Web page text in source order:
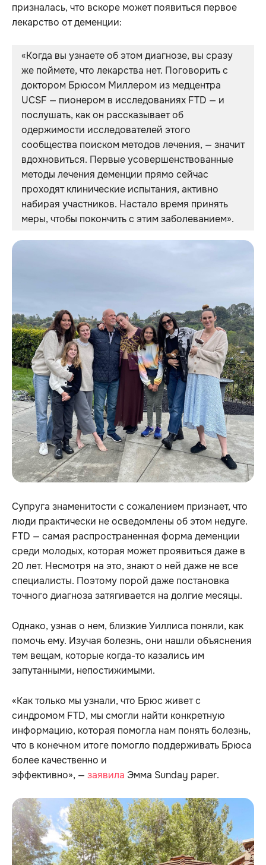
призналась, что вскоре может появиться первое
лекарство от деменции:
«Когда вы узнаете об этом диагнозе, вы сразу
же поймете, что лекарства нет. Поговорить с
доктором Брюсом Миллером из медцентра
UCSF — пионером в исследованиях FTD — и
послушать, как он рассказывает об
одержимости исследователей этого
сообщества поиском методов лечения, — значит
вдохновиться. Первые усовершенствованные
методы лечения деменции прямо сейчас
проходят клинические испытания, активно
набирая участников. Настало время принять
меры, чтобы покончить с этим заболеванием».
Супруга знаменитости с сожалением признает, что
люди практически не осведомлены об этом недуге.
FTD — самая распространенная форма деменции
среди молодых, которая может проявиться даже в
20 лет. Несмотря на это, знают о ней даже не все
специалисты. Поэтому порой даже постановка
точного диагноза затягивается на долгие месяцы.
Однако, узнав о нем, близкие Уиллиса поняли, как
помочь ему. Изучая болезнь, они нашли объяснения
тем вещам, которые когда-то казались им
запутанными, непостижимыми.
«Как только мы узнали, что Брюс живет с
синдромом FTD, мы смогли найти конкретную
информацию, которая помогла нам понять болезнь,
что в конечном итоге помогло поддерживать Брюса
более качественно и
эффективно», — заявила Эмма Sunday paper.